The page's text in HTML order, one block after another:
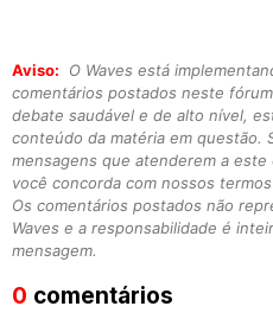
Aviso:
O Waves está
comentários postados neste
debate saudável e de alto nível,
conteúdo da matéria em questão.
mensagens que atenderem a
você concorda com nossos
Os comentários postados não
Waves e a responsabilidade é
mensagem.
0 comentários